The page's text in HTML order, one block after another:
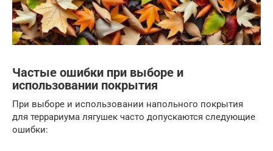
Частые ошибки при выборе и
использовании покрытия
При выборе и использовании напольного покрытия
для террариума лягушек часто допускаются следующие
ошибки: